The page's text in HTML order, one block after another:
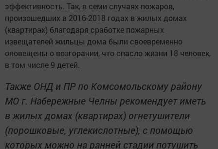
эффективность. Так, в семи случаях пожаров,
произошедших в 2016-2018 годах в жилых домах
(квартирах) благодаря сработке пожарных
извещателей жильцы дома были своевременно
оповещены о возгорании, что спасло жизни 18 человек,
в том числе 9 детей.
Также ОНД и ПР по Комсомольскому району
МО г. Набережные Челны рекомендует иметь
в жилых домах (квартирах) огнетушители
(порошковые, углекислотные), с помощью
которых можно на ранней стадии потушить